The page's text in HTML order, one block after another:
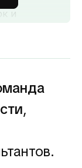
и
от
счёт.
деньги
,